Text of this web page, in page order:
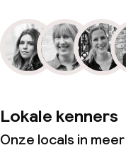
Lokale kenners
Onze locals in